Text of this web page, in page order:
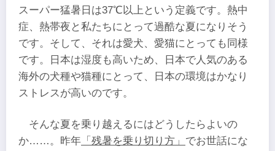
スーパー猛暑日は37℃以上という定義です。熱中
症、熱帯夜と私たちにとって過酷な夏になりそう
です。そして、それは愛犬、愛猫にとっても同様
です。日本は湿度も高いため、日本で人気のある
海外の犬種や猫種にとって、日本の環境はかなり
ストレスが高いのです。
そんな夏を乗り越えるにはどうしたらよいの
か……。昨年 「残暑を乗り切り方」 でお世話にな